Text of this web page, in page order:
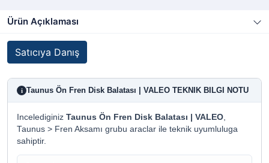
Ürün Açıklaması
Satıcıya Danış
i Taunus Ön Fren Disk Balatası | VALEO TEKNIK BILGI NOTU
Incelediginiz Taunus Ön Fren Disk Balatası | VALEO,
Taunus > Fren Aksamı grubu araclar ile teknik uyumluluga
sahiptir.